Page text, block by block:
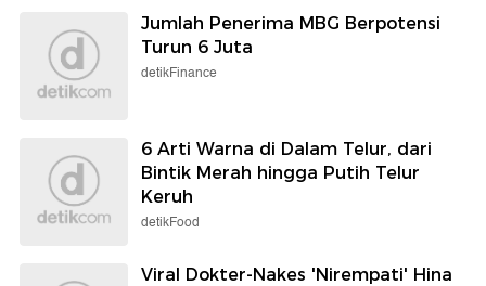
Jumlah Penerima MBG Berpotensi
Turun 6 Juta
detikFinance
6 Arti Warna di Dalam Telur, dari
Bintik Merah hingga Putih Telur
Keruh
detikFood
Viral Dokter-Nakes 'Nirempati' Hina